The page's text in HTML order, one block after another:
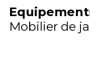
Mobilier de